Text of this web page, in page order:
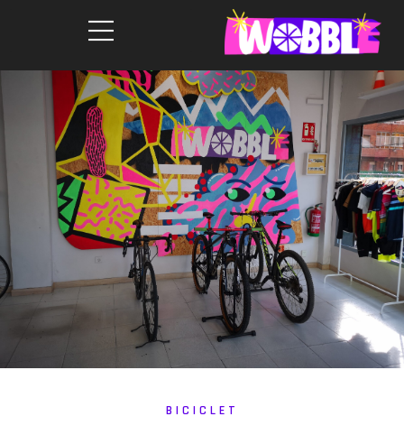
BICICLET